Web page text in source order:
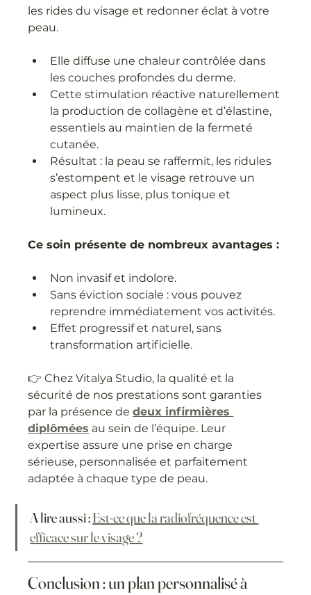
les rides du visage et redonner éclat à votre
peau.
Elle diffuse une chaleur contrôlée dans
les couches profondes du derme.
Cette stimulation réactive naturellement
la production de collagène et d’élastine,
essentiels au maintien de la fermeté
cutanée.
Résultat : la peau se raffermit, les ridules
s’estompent et le visage retrouve un
aspect plus lisse, plus tonique et
lumineux.
Ce soin présente de nombreux avantages :
Non invasif et indolore.
Sans éviction sociale : vous pouvez
reprendre immédiatement vos activités.
Effet progressif et naturel, sans
transformation artificielle.
👉 Chez Vitalya Studio, la qualité et la
sécurité de nos prestations sont garanties
par la présence de deux infirmières
diplômées au sein de l’équipe. Leur
expertise assure une prise en charge
sérieuse, personnalisée et parfaitement
adaptée à chaque type de peau.
A lire aussi : Est-ce que la radiofréquence est
efficace sur le visage ?
Conclusion : un plan personnalisé à